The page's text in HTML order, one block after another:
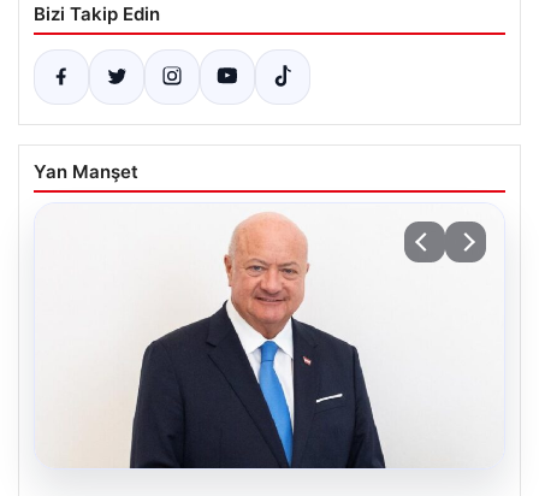
Bizi Takip Edin
Yan Manşet